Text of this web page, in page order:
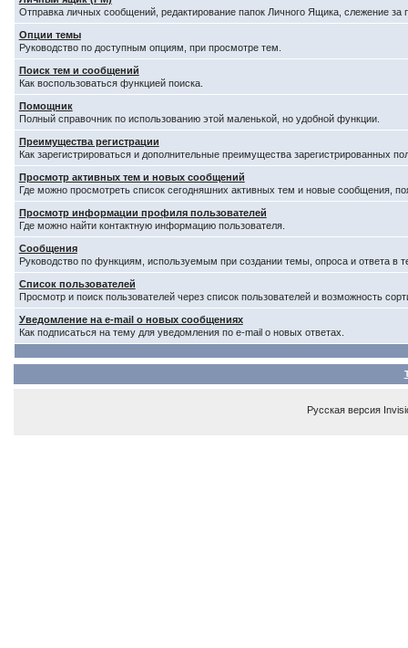
Отправка личных сообщений, редактирование папок Личного Ящика, слежение
Опции темы
Руководство по доступным опциям, при просмотре тем.
Поиск тем и сообщений
Как воспользоваться функцией поиска.
Помощник
Полный справочник по использованию этой маленькой, но удобной функции.
Преимущества регистрации
Как зарегистрироваться и дополнительные преимущества зарегистрированных
Просмотр активных тем и новых сообщений
Где можно просмотреть список сегодняшних активных тем и новые сообщения,
Просмотр информации профиля пользователей
Где можно найти контактную информацию пользователя.
Сообщения
Руководство по функциям, используемым при создании темы, опроса и ответа в
Список пользователей
Просмотр и поиск пользователей через список пользователей и возможность
Уведомление на e-mail о новых сообщениях
Как подписаться на тему для уведомления по e-mail о новых ответах.
Русская версия